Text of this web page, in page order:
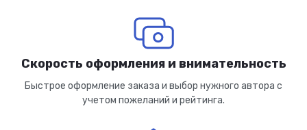
Скорость оформления и внимательность
Быстрое оформление заказа и выбор нужного автора с
учетом пожеланий и рейтинга.